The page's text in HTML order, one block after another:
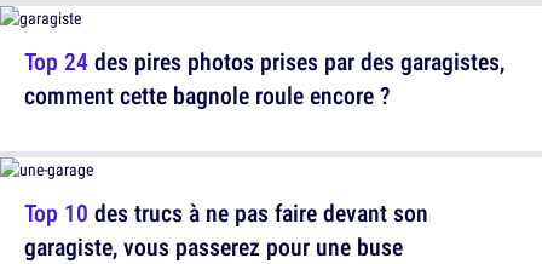
Top 24des pires photos prises par des garagistes,
comment cette bagnole roule encore ?
Top 10 des trucs à ne pas faire devant son
garagiste, vous passerez pour une buse